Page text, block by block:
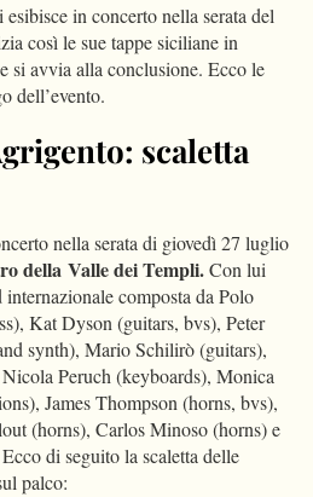
esibisce in concerto nella serata del
così le sue tappe siciliane in
si avvia alla conclusione. Ecco le
dell’evento.
scaletta
nella serata di giovedì 27 luglio
della Valle dei Templi.Con lui
composta da Polo
Kat Dyson (guitars, bvs), Peter
synth), Mario Schilirò (guitars),
Peruch (keyboards), Monica
James Thompson (horns, bvs),
(horns), Carlos Minoso (horns) e
di seguito la scaletta delle
palco: